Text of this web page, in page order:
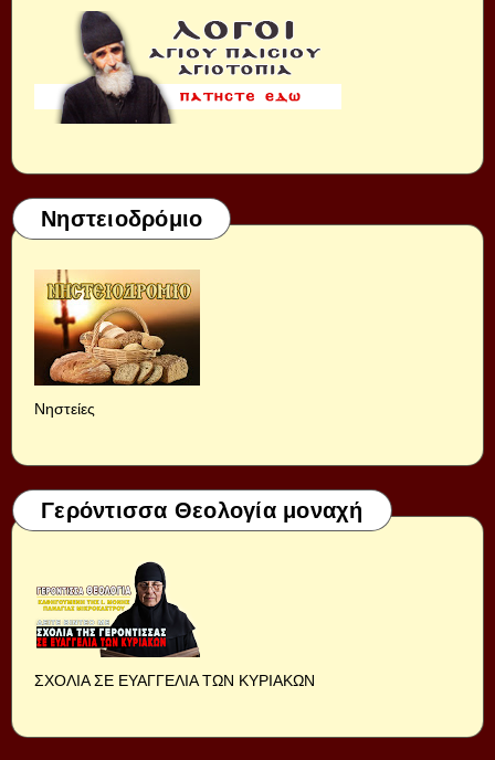
Νηστειοδρόμιο
Νηστείες
Γερόντισσα Θεολογία μοναχή
ΣΧΟΛΙΑ ΣΕ ΕΥΑΓΓΕΛΙΑ ΤΩΝ ΚΥΡΙΑΚΩΝ